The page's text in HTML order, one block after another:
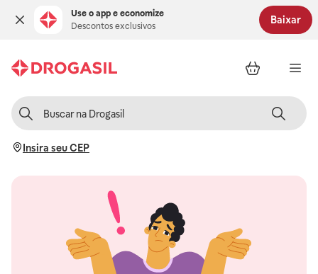
Use o app e economize
Descontos exclusivos
Baixar
Insira seu CEP